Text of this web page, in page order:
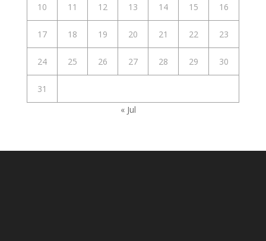
10 11 12 13 14 15 16
17 18 19 20 21 22 23
24 25 26 27 28 29 30
31
« Jul